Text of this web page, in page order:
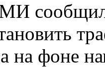
на фоне